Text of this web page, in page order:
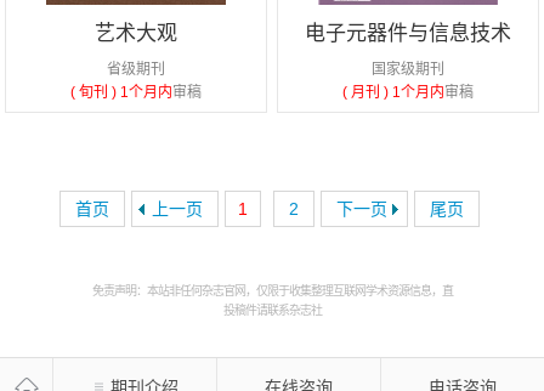
艺术大观
省级期刊
( 旬刊 ) 1个月内审稿
电子元器件与信息技术
国家级期刊
( 月刊 ) 1个月内审稿
首页 上一页 1 2 下一页 尾页
免责声明：本站非任何杂志官网，仅限于收集整理互联网学术资源信息，直
投稿件请联系杂志社